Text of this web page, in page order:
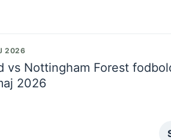
2026
vs Nottingham Forest
2026